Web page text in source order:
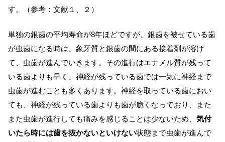
す。（参考：文献１、２）
単独の銀歯の平均寿命が8年ほどですが、銀歯を被せている歯
が虫歯になる時は、象牙質と銀歯の間にある接着剤が溶け
て、虫歯が進んでいきます。その進行はエナメル質が残って
いる歯よりも早く、神経が残っている歯では一気に神経まで
虫歯が進むことも多くあります。神経を取っている歯におい
ても、神経が残っている歯よりも歯が脆くなっており、また
また虫歯が進行しても痛みを感じることは少ないため、 気付
いたら時には歯を抜かないといけない状態まで虫歯が進んで